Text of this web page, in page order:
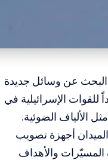
البحث عن وسائل جديدة
للقوات الإسرائيلية في
الألياف الضوئية.
أجهزة تصويب
والأهداف